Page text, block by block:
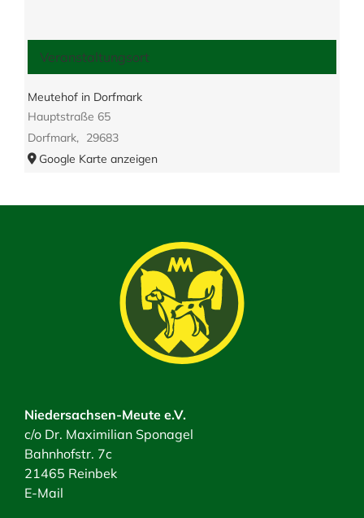
Veranstaltungsort
Meutehof in Dorfmark
Hauptstraße 65
Dorfmark, 29683
Google Karte anzeigen
Niedersachsen-Meute e.V.
c/o Dr. Maximilian Sponagel
Bahnhofstr. 7c
21465 Reinbek
E-Mail